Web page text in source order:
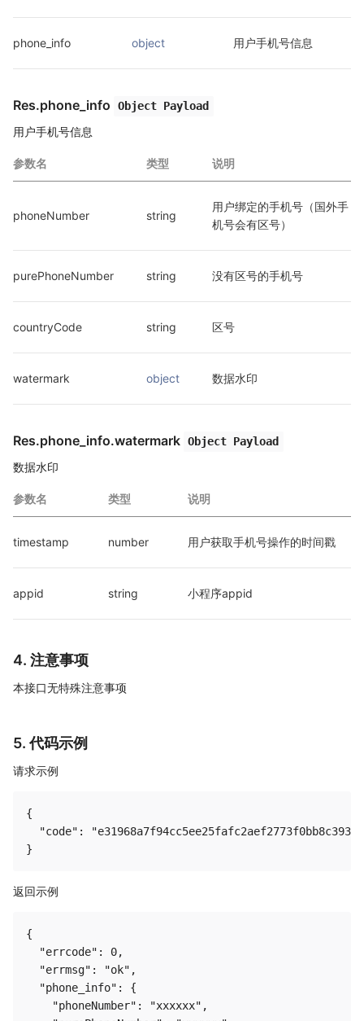
phone_info object 用户手机号信息
Res.phone_info Object Payload
用户手机号信息
参数名 类型 说明
phoneNumber string
用户绑定的手机号（国外手
机号会有区号）
purePhoneNumber string 没有区号的手机号
countryCode string 区号
watermark object 数据水印
Res.phone_info.watermark Object Payload
数据水印
参数名 类型 说明
timestamp number 用户获取手机号操作的时间戳
appid string 小程序appid
4. 注意事项
本接口无特殊注意事项
5. 代码示例
请求示例
{
"code":
返回示例
{
  "errcode": 0,
  "errmsg": "ok",
  "phone_info": {
    "phoneNumber": "xxxxxx",